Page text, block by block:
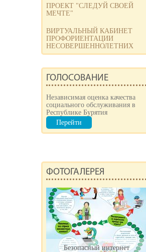
ПРОЕКТ "СЛЕДУЙ СВОЕЙ
МЕЧТЕ"
ВИРТУАЛЬНЫЙ КАБИНЕТ
ПРОФОРИЕНТАЦИИ
НЕСОВЕРШЕННОЛЕТНИХ
ГОЛОСОВАНИЕ
Независимая оценка качества
социального обслуживания в
Республике Бурятия
Перейти
ФОТОГАЛЕРЕЯ
Безопасный интернет